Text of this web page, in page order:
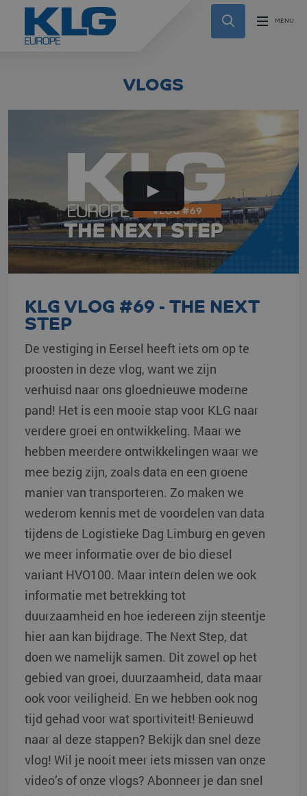
VLOGS
KLG VLOG #69 - THE NEXT
STEP
De vestiging in Eersel heeft iets om op te
proosten in deze vlog, want we zijn
verhuisd naar ons gloednieuwe moderne
pand! Het is een mooie stap voor KLG naar
verdere groei en ontwikkeling. Maar we
hebben meerdere ontwikkelingen waar we
mee bezig zijn, zoals data en een groene
manier van transporteren. Zo maken we
wederom kennis met de voordelen van data
tijdens de Logistieke Dag Limburg en geven
we meer informatie over de bio diesel
variant HVO100. Maar intern delen we ook
informatie met betrekking tot
duurzaamheid en hoe iedereen zijn steentje
hier aan kan bijdrage. The Next Step, dat
doen we namelijk samen. Dit zowel op het
gebied van groei, duurzaamheid, data maar
ook voor veiligheid. En we hebben ook nog
tijd gehad voor wat sportiviteit! Benieuwd
naar al deze stappen? Bekijk dan snel deze
vlog! Wil je nooit meer iets missen van onze
video’s of onze vlogs? Abonneer je dan snel